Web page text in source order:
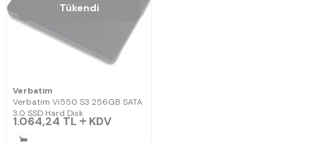
Tükendi
Verbatim
Verbatim Vi550 S3 256GB SATA
3.0 SSD Hard Disk
1.064,24TL KDV